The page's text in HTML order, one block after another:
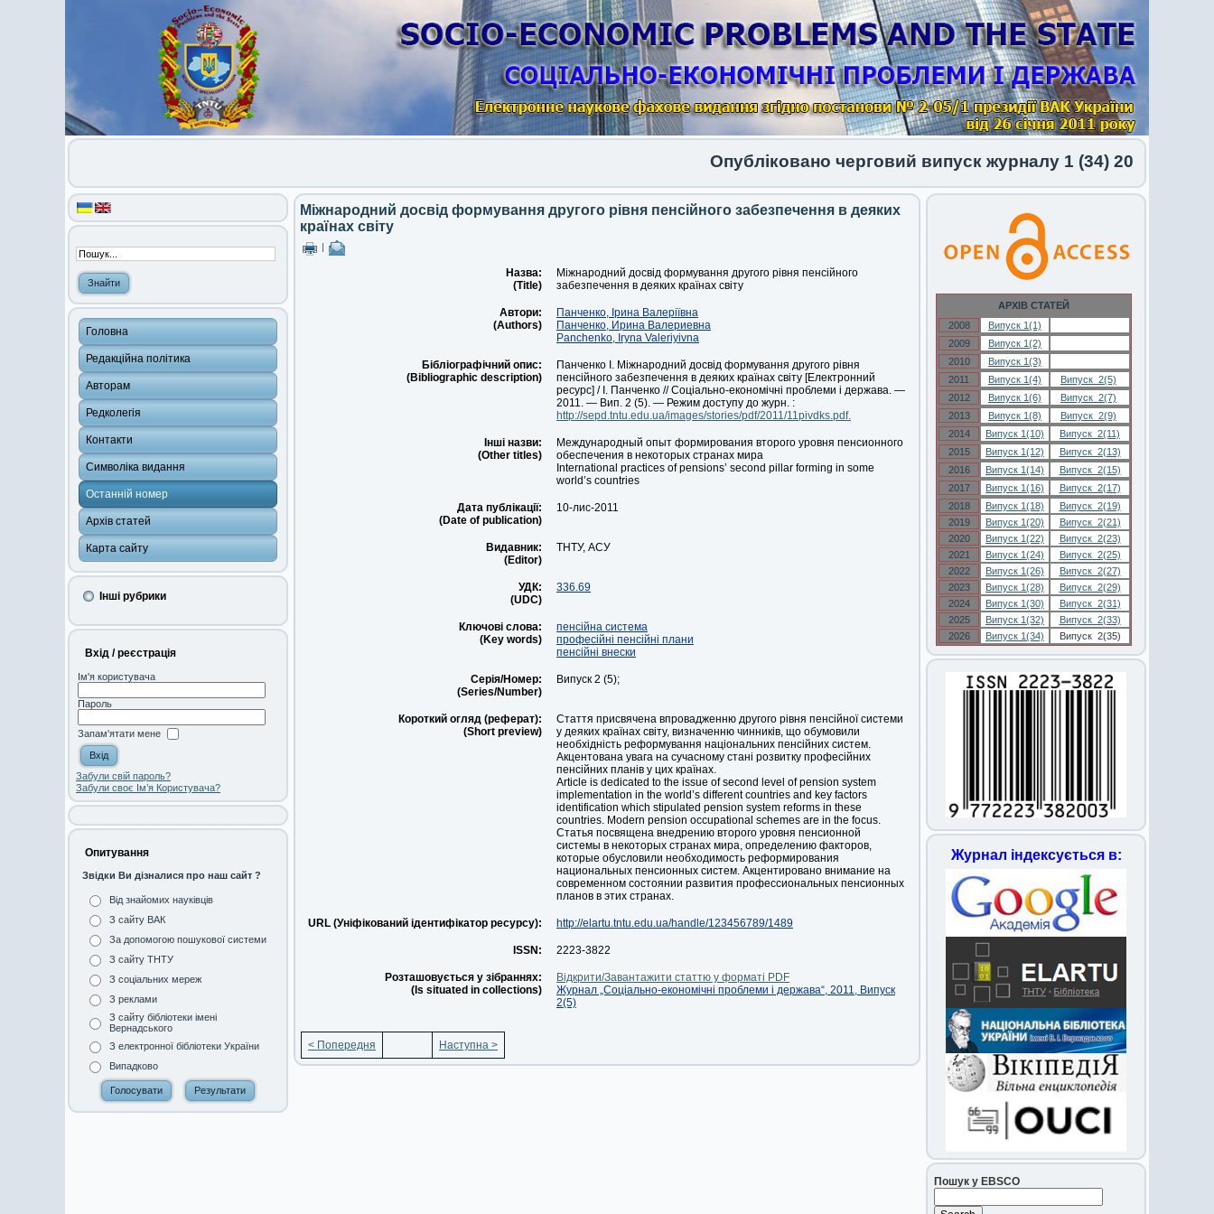
Опубліковано черговий випуск журналу 1 (34) 2026
Головна
Редакційна політика
Авторам
Редколегія
Контакти
Символіка видання
Останній номер
Архів статей
Карта сайту
Інші рубрики
Вхід / реєстрація
Ім'я користувача
Пароль
Запам'ятати мене
Забули свій пароль?
Забули своє Ім’я Користувача?
Опитування
Звідки Ви дізналися про наш сайт ?
Від знайомих науківців
З сайту ВАК
За допомогою пошукової системи
З сайту ТНТУ
З соціальних мереж
З реклами
З сайту бібліотеки імені
Вернадського
З електронної бібліотеки України
Випадково
Міжнародний досвід формування другого рівня пенсійного забезпечення в деяких
країнах світу
Назва:
(Title)
Міжнародний досвід формування другого рівня пенсійного
забезпечення в деяких країнах світу
Автори:
(Authors)
Панченко, Ірина Валеріївна
Панченко, Ирина Валериевна
Panchenko, Iryna Valeriyivna
Бібліографічний опис:
(Bibliographic description)
Панченко І. Міжнародний досвід формування другого рівня
пенсійного забезпечення в деяких країнах світу [Електронний
ресурс] / І. Панченко // Соціально-економічні проблеми і держава. —
2011. — Вип. 2 (5). — Режим доступу до журн. :
http://sepd.tntu.edu.ua/images/stories/pdf/2011/11pivdks.pdf.
Інші назви:
(Other titles)
Международный опыт формирования второго уровня пенсионного
обеспечения в некоторых странах мира
International practices of pensions’ second pillar forming in some
world’s countries
Дата публікації:
(Date of publication)
10-лис-2011
Видавник:
(Editor)
ТНТУ, АСУ
УДК:
(UDC)
336.69
Ключові слова:
(Key words)
пенсійна система
професійні пенсійні плани
пенсійні внески
Серія/Номер:
(Series/Number)
Випуск 2 (5);
Короткий огляд (реферат):
(Short preview)
Стаття присвячена впровадженню другого рівня пенсійної системи
у деяких країнах світу, визначенню чинників, що обумовили
необхідність реформування національних пенсійних систем.
Акцентована увага на сучасному стані розвитку професійних
пенсійних планів у цих країнах.
Article is dedicated to the issue of second level of pension system
implementation in the world’s different countries and key factors
identification which stipulated pension system reforms in these
countries. Modern pension occupational schemes are in the focus.
Статья посвящена внедрению второго уровня пенсионной
системы в некоторых странах мира, определению факторов,
которые обусловили необходимость реформирования
национальных пенсионных систем. Акцентировано внимание на
современном состоянии развития профессиональных пенсионных
планов в этих странах.
URL (Уніфікований ідентифікатор ресурсу): http://elartu.tntu.edu.ua/handle/123456789/1489
ISSN: 2223-3822
Розташовується у зібраннях:
(Is situated in collections)
Відкрити/Завантажити статтю у форматі PDF
Журнал „Соціально-економічні проблеми і держава“, 2011, Випуск
2(5)
< Попередня Наступна >
АРХІВ СТАТЕЙ
2008
Випуск 1(1)
2009
Випуск 1(2)
2010
Випуск 1(3)
2011
Випуск 1(4)
Випуск 2(5)
2012
Випуск 1(6)
Випуск 2(7)
2013
Випуск 1(8)
Випуск 2(9)
2014
Випуск 1(10)
Випуск 2(11)
2015
Випуск 1(12)
Випуск 2(13)
2016
Випуск 1(14)
Випуск 2(15)
2017
Випуск 1(16)
Випуск 2(17)
2018
Випуск 1(18)
Випуск 2(19)
2019
Випуск 1(20)
Випуск 2(21)
2020
Випуск 1(22)
Випуск 2(23)
2021
Випуск 1(24)
Випуск 2(25)
2022
Випуск 1(26)
Випуск 2(27)
2023
Випуск 1(28)
Випуск 2(29)
2024
Випуск 1(30)
Випуск 2(31)
2025
Випуск 1(32)
Випуск 2(33)
2026
Випуск 1(34) Випуск 2(35)
Журнал індексується в:
Пошук у EBSCO